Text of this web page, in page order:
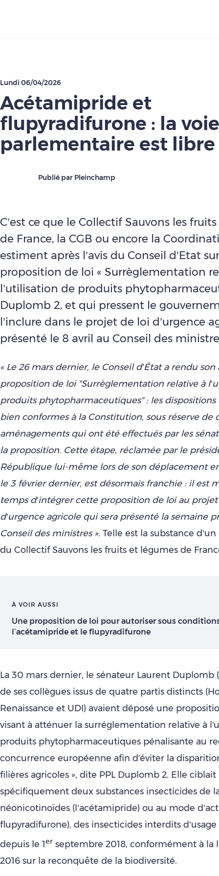
Lundi 06/04/2026
Acétamipride et
flupyradifurone : la voie
parlementaire est libre
Publié par Pleinchamp
C’est ce que le Collectif Sauvons les
de France, la CGB ou encore la
estiment après l’avis du Conseil d’Etat
proposition de loi « Surrèglementation
l’utilisation de produits
Duplomb 2, et qui pressent le
l’inclure dans le projet de loi d’urgence
présenté le 8 avril au Conseil des
« Le 26 mars dernier, le Conseil d’État a rendu son
proposition de loi "Surrèglementation relative à
produits phytopharmaceutiques" : les
bien conformes à la Constitution, sous réserve de
aménagements qui ont été effectués par les
la proposition. Cette étape, réclamée par le
République lui-même lors de son déplacement
le 3 février dernier, est désormais franchie : il est
temps d’intégrer cette proposition de loi au
d’urgence agricole qui sera présenté la semaine
Conseil des ministres ». Telle est la substance
du Collectif Sauvons les fruits et légumes de
À VOIR AUSSI
Une proposition de loi pour autoriser sous
l’acétamipride et le flupyradifurone
La 30 mars dernier, le sénateur Laurent Duplomb
de ses collègues issus de quatre partis distincts
Renaissance et UDI) avaient déposé une
visant à atténuer la surréglementation relative à
produits phytopharmaceutiques pénalisante au
concurrence européenne afin d'éviter la
filières agricoles », dite PPL Duplomb 2. Elle ciblait
spécifiquement deux substances insecticides de
néonicotinoïdes (l’acétamipride) ou au mode
flupyradifurone), des insecticides interdits d’usage
depuis le 1er septembre 2018, conformément à la
2016 sur la reconquête de la biodiversité.